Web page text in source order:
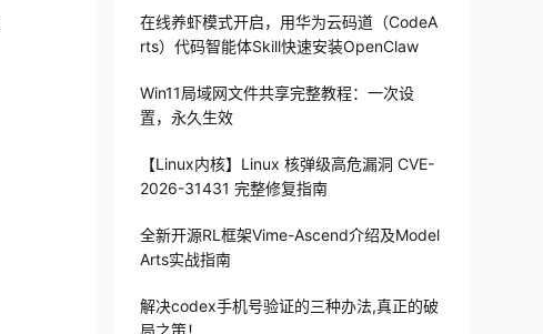
在线养虾模式开启，用华为云码道（CodeA
rts）代码智能体Skill快速安装OpenClaw
Win11局域网文件共享完整教程：一次设
置，永久生效
【Linux内核】Linux 核弹级高危漏洞 CVE-
2026-31431 完整修复指南
全新开源RL框架Vime-Ascend介绍及Model
Arts实战指南
解决codex手机号验证的三种办法,真正的破
局之策！